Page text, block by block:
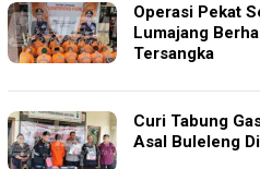
Operasi Pekat
Lumajang
Tersangka
Curi Tabung
Asal Buleleng